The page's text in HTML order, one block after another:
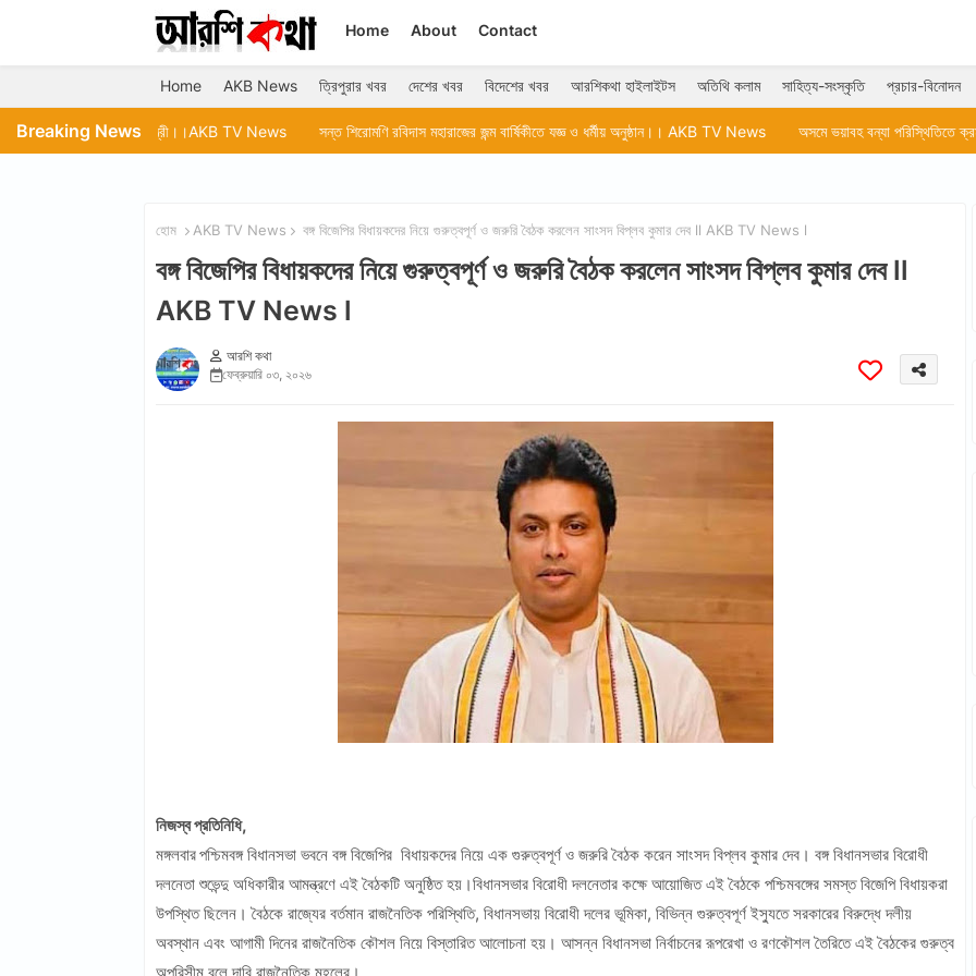
Home About Contact
Home AKB News ত্রিপুরার খবর দেশের খবর বিদেশের খবর আরশিকথা হাইলাইটস অতিথি কলাম সাহিত্য-সংস্কৃতি প্রচার-বিনোদন
Breaking News
TV News সন্ত শিরোমণি রবিদাস মহারাজের জন্ম বার্ষিকীতে যজ্ঞ ও ধর্মীয় অনুষ্ঠান।। AKB TV News অসমে ভয়াবহ বন্যা পরিস্থিতিতে ক্রমশ বাড়ছে মৃতের
হোম AKB TV News বঙ্গ বিজেপির বিধায়কদের নিয়ে গুরুত্বপূর্ণ ও জরুরি বৈঠক করলেন সাংসদ বিপ্লব কুমার দেব ll AKB TV News l
বঙ্গ বিজেপির বিধায়কদের নিয়ে গুরুত্বপূর্ণ ও জরুরি বৈঠক করলেন সাংসদ বিপ্লব কুমার দেব ll
AKB TV News l
আরশি কথা
ফেব্রুয়ারি ০৩, ২০২৬
নিজস্ব প্রতিনিধি,
মঙ্গলবারপশ্চিমবঙ্গ বিধানসভা ভবনে বঙ্গ বিজেপির বিধায়কদের নিয়ে এক গুরুত্বপূর্ণ ও জরুরি বৈঠক করেন সাংসদ বিপ্লব কুমার দেব। বঙ্গ বিধানসভার বিরোধী
দলনেতা শুভেন্দু অধিকারীর আমন্ত্রণে এই বৈঠকটি অনুষ্ঠিত হয়।বিধানসভার বিরোধী দলনেতার কক্ষে আয়োজিত এই বৈঠকে পশ্চিমবঙ্গের সমস্ত বিজেপি বিধায়করা
উপস্থিত ছিলেন। বৈঠকে রাজ্যের বর্তমান রাজনৈতিক পরিস্থিতি, বিধানসভায় বিরোধী দলের ভূমিকা, বিভিন্ন গুরুত্বপূর্ণ ইস্যুতে সরকারের বিরুদ্ধে দলীয়
অবস্থান এবং আগামী দিনের রাজনৈতিক কৌশল নিয়ে বিস্তারিত আলোচনা হয়। আসন্ন বিধানসভা নির্বাচনের রূপরেখা ও রণকৌশল তৈরিতে এই বৈঠকের গুরুত্ব